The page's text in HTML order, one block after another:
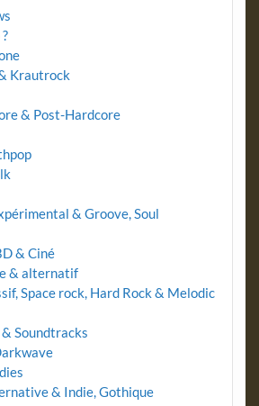
Krautrock
& Post-Hardcore
& Groove, Soul
& Ciné
& alternatif
Space rock, Hard Rock & Melodic
Soundtracks
& Indie, Gothique